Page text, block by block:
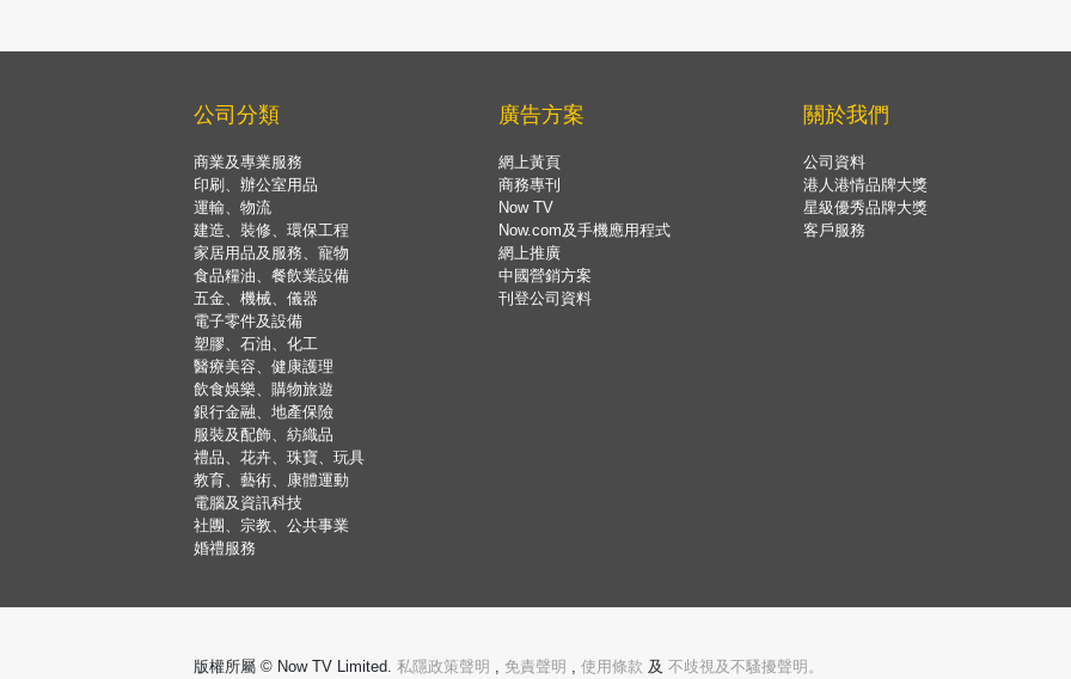
公司分類
商業及專業服務
印刷、辦公室用品
運輸、物流
建造、裝修、環保工程
家居用品及服務、寵物
食品糧油、餐飲業設備
五金、機械、儀器
電子零件及設備
塑膠、石油、化工
醫療美容、健康護理
飲食娛樂、購物旅遊
銀行金融、地產保險
服裝及配飾、紡織品
禮品、花卉、珠寶、玩具
教育、藝術、康體運動
電腦及資訊科技
社團、宗教、公共事業
婚禮服務
廣告方案
網上黃頁
商務專刊
Now TV
Now.com及手機應用程式
網上推廣
中國營銷方案
刊登公司資料
關於我們
公司資料
港人港情品牌大獎
星級優秀品牌大獎
客戶服務
版權所屬 © Now TV Limited. 私隱政策聲明 , 免責聲明 , 使用條款 及 不歧視及不騷擾聲明。